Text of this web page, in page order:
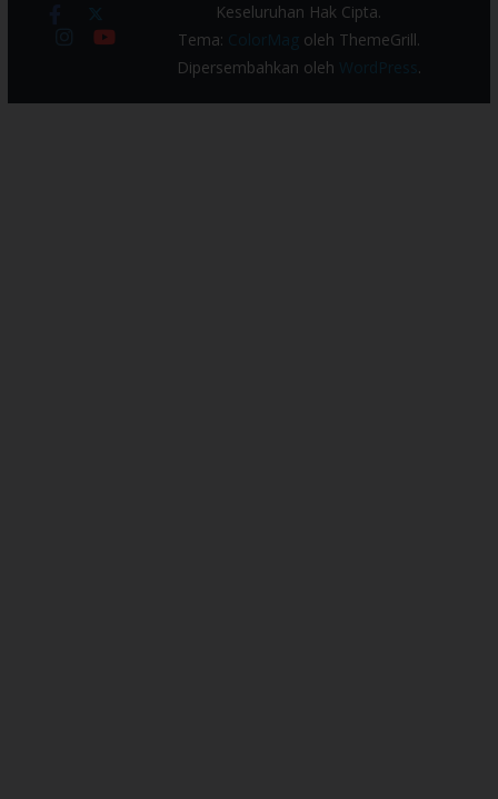
Keseluruhan Hak Cipta.
Tema: ColorMagoleh ThemeGrill.
Dipersembahkan oleh WordPress .